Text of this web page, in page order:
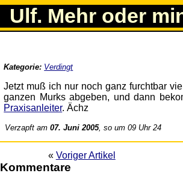
Ulf. Mehr oder
Kategorie: Verdingt
Jetzt muß ich nur noch ganz furchtbar
ganzen Murks abgeben, und dann
Praxisanleiter. Ächz
Verzapft am07. Juni 2005, so um 09 Uhr 24
« Voriger Artikel
Kommentare